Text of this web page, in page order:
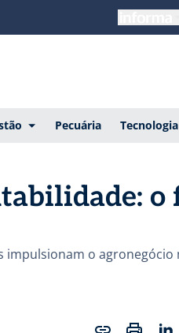
Pecuária Tecnologia
o agronegócio